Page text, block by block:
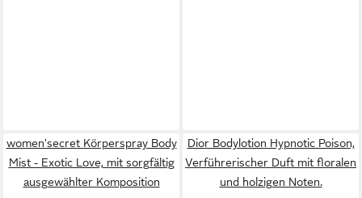
women'secret Körperspray Body
Mist - Exotic Love, mit sorgfältig
ausgewählter Komposition
Dior Bodylotion Hypnotic Poison,
Verführerischer Duft mit floralen
und holzigen Noten.